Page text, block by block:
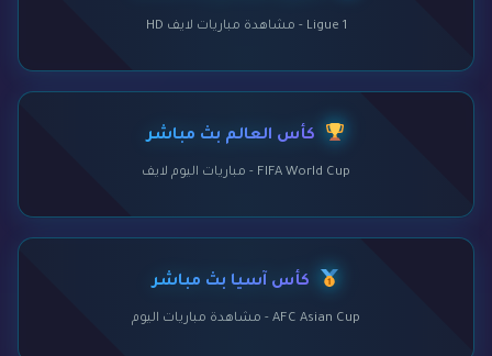
Ligue 1 - مشاهدة مباريات لايف HD
كأس العالم بث مباشر
FIFA World Cup - مباريات اليوم لايف
كأس آسيا بث مباشر
AFC Asian Cup - مشاهدة مباريات اليوم